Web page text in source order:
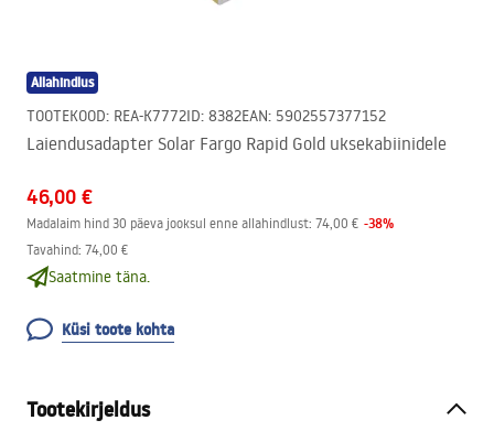
Allahindlus
TOOTEKOOD: REA-K7772ID: 8382EAN: 5902557377152
Laiendusadapter Solar Fargo Rapid Gold uksekabiinidele
46,00 €
Madalaim hind 30 päeva jooksul enne allahindlust: 74,00 € -38%
Tavahind: 74,00 €
Saatmine täna.
Küsi toote kohta
Tootekirjeldus